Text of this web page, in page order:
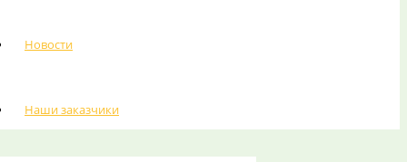
Новости
Наши заказчики